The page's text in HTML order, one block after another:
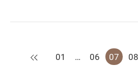
上一页
01 … 06 07 08